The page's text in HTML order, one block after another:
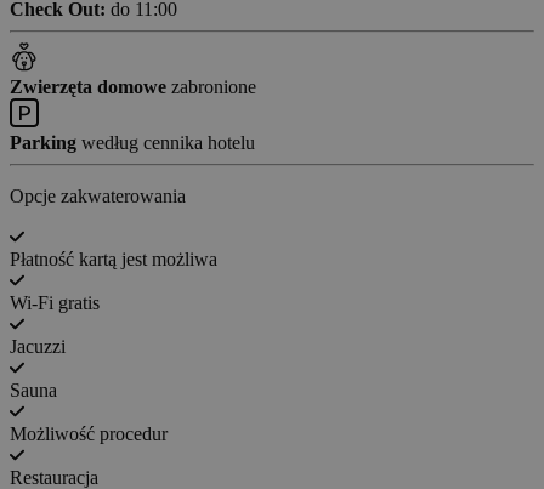
Check Out: do 11:00
Zwierzęta domowe zabronione
Parking według cennika hotelu
Opcje zakwaterowania
Płatność kartą jest możliwa
Wi-Fi gratis
Jacuzzi
Sauna
Możliwość procedur
Restauracja